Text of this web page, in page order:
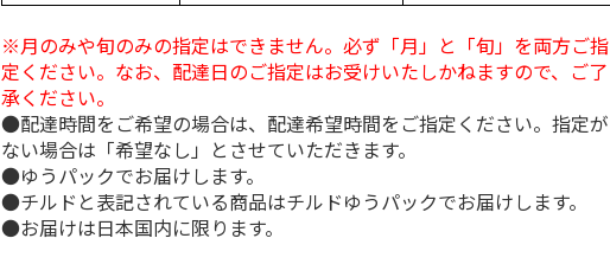
※月のみや旬のみの指定はできません。必ず「月」と「旬」を両方ご指
定ください。なお、配達日のご指定はお受けいたしかねますので、ご了
承ください。
●配達時間をご希望の場合は、配達希望時間をご指定ください。指定が
ない場合は「希望なし」とさせていただきます。
●ゆうパックでお届けします。
●チルドと表記されている商品はチルドゆうパックでお届けします。
●お届けは日本国内に限ります。